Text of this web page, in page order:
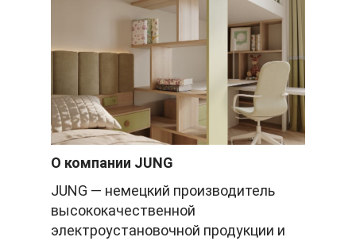
О компании JUNG
JUNG — немецкий производитель
высококачественной
электроустановочной продукции и